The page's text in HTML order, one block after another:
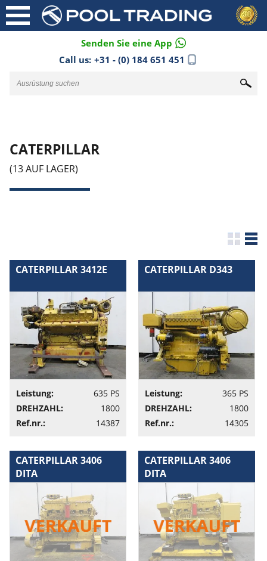
Senden Sie eine App
Call us: +31 - (0) 184 651 451
CATERPILLAR
(13 AUF LAGER)
CATERPILLAR 3412E
Leistung:
635 PS
DREHZAHL:
1800
Ref.nr.:
14387
CATERPILLAR D343
Leistung:
365 PS
DREHZAHL:
1800
Ref.nr.:
14305
CATERPILLAR 3406
DITA
CATERPILLAR 3406
DITA